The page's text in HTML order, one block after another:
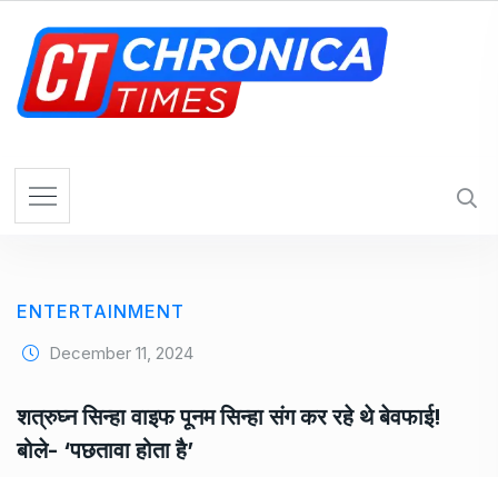
ENTERTAINMENT
December 11, 2024
शत्रुघ्न सिन्हा वाइफ पूनम सिन्हा संग कर रहे थे बेवफाई!
बोले- ‘पछतावा होता है’